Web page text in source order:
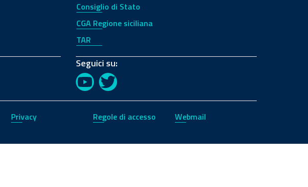
Consiglio di Stato
CGA Regione siciliana
TAR
Seguici su:
YouTubeTwitter
Privacy Regole di accesso Webmail